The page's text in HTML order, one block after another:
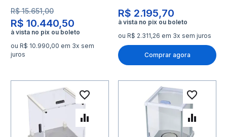
R$ 10.440,50
R$ 15.651,00
ou R$ 10.990,00 em 3x sem
juros
R$ 2.195,70
ou R$ 2.311,26 em 3x sem juros
Comprar agora
Adicionar à lista de
Adicionar para Comparar